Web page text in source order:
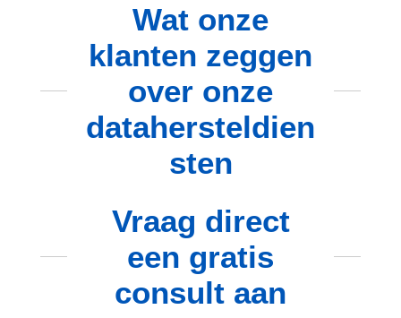
Wat onze
klanten zeggen
over onze
datahersteldien
sten
Vraag direct
een gratis
consult aan